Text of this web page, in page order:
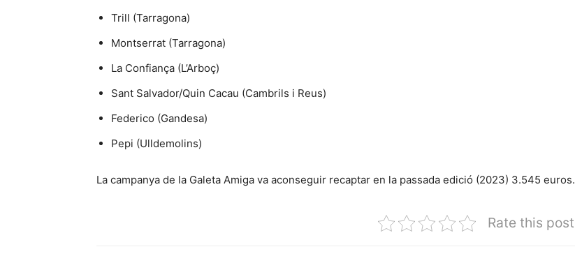
Trill (Tarragona)
Montserrat (Tarragona)
La Confiança (L’Arboç)
Sant Salvador/Quin Cacau (Cambrils i Reus)
Federico (Gandesa)
Pepi (Ulldemolins)
La campanya de la Galeta Amiga va aconseguir recaptar en la passada edició (2023) 3.545 euros.
Rate this post